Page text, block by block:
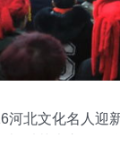
河北文化名人迎